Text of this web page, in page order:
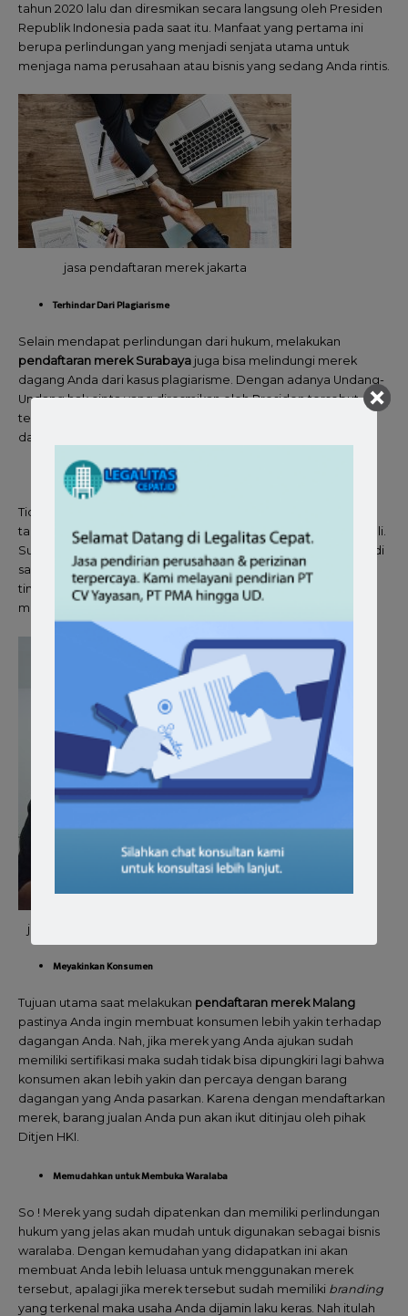
tahun 2020 lalu dan diresmikan secara langsung oleh Presiden
Republik Indonesia pada saat itu. Manfaat yang pertama ini
berupa perlindungan yang menjadi senjata utama untuk
menjaga nama perusahaan atau bisnis yang sedang Anda rintis.
jasa pendaftaran merek jakarta
Terhindar Dari Plagiarisme
Selain mendapat perlindungan dari hukum, melakukan
pendaftaran merek Surabaya juga bisa melindungi merek
dagang Anda dari kasus plagiarisme. Dengan adanya Undang-
Undang hak cipta yang diresmikan oleh Presiden tersebut
telah menjamin bahwa merek dagang Anda sudah disahkan
dan tidak diizinkan untuk dijiplak oleh pihak lain.
Ikut Berperan dalam Meningkatkan Nilai Perusahaan
Tidak bisa dipungkiri bahwa merek dagangan menjadi daya
tarik utama yang membuat pelanggan tertarik untuk membeli.
Suatu
atau merek dari sebuah perusahaan bisa menjadi
salah satu aset perusahaan yang berharga dan bernilai
tinggi. Oleh karena itu yukcek merek Anda, apakah bisa
menarik pengunjung?
jasa pendaftaran merek malang
Meyakinkan Konsumen
Tujuan utama saat melakukan pendaftaran merek Malang
pastinya Anda ingin membuat konsumen lebih yakin terhadap
dagangan Anda. Nah, jika merek yang Anda ajukan sudah
memiliki sertifikasi maka sudah tidak bisa dipungkiri lagi bahwa
konsumen akan lebih yakin dan percaya dengan barang
dagangan yang Anda pasarkan. Karena dengan mendaftarkan
merek, barang jualan Anda pun akan ikut ditinjau oleh pihak
Ditjen HKI.
Memudahkan untuk Membuka Waralaba
So ! Merek yang sudah dipatenkan dan memiliki perlindungan
hukum yang jelas akan mudah untuk digunakan sebagai bisnis
waralaba. Dengan kemudahan yang didapatkan ini akan
membuat Anda lebih leluasa untuk menggunakan merek
tersebut, apalagi jika merek tersebut sudah memiliki branding
yang terkenal maka usaha Anda dijamin laku keras. Nah itulah